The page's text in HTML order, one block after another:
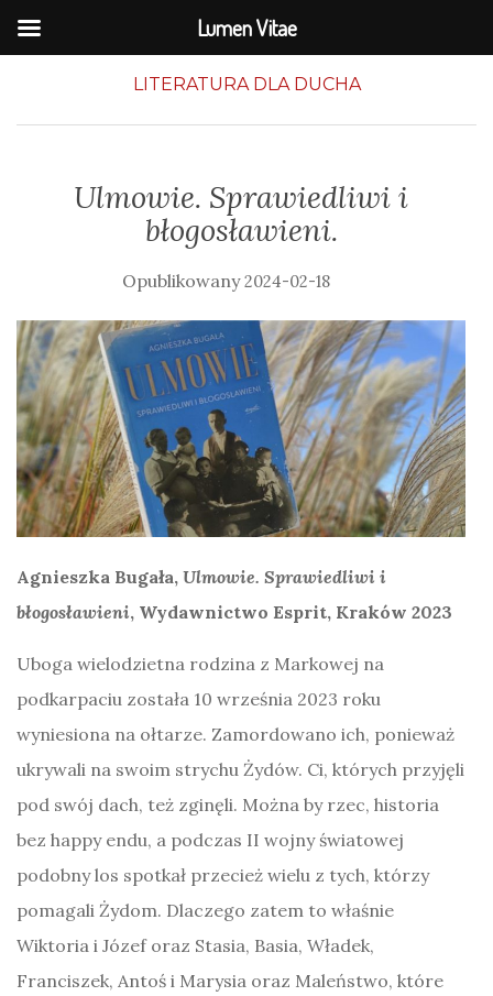
LITERATURA DLA DUCHA
Ulmowie. Sprawiedliwi i
błogosławieni.
2024-02-18
Agnieszka Bugała, Ulmowie. Sprawiedliwi i
błogosławieni, Wydawnictwo Esprit, Kraków 2023
Uboga wielodzietna rodzina z Markowej na
podkarpaciu została 10 września 2023 roku
wyniesiona na ołtarze. Zamordowano ich, ponieważ
ukrywali na swoim strychu Żydów. Ci, których przyjęli
pod swój dach, też zginęli. Można by rzec, historia
bez happy endu, a podczas II wojny światowej
podobny los spotkał przecież wielu z tych, którzy
pomagali Żydom. Dlaczego zatem to właśnie
Wiktoria i Józef oraz Stasia, Basia, Władek,
Franciszek, Antoś i Marysia oraz Maleństwo, które
Lumen Vitae